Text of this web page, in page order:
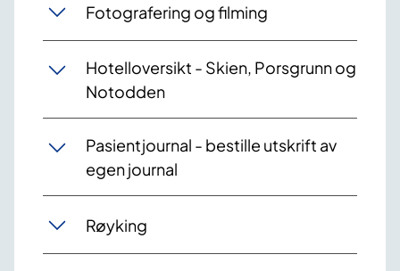
Fotografering og filming
Hotelloversikt - Skien, Porsgrunn og
Notodden
Pasientjournal - bestille utskrift av
egen journal
Røyking